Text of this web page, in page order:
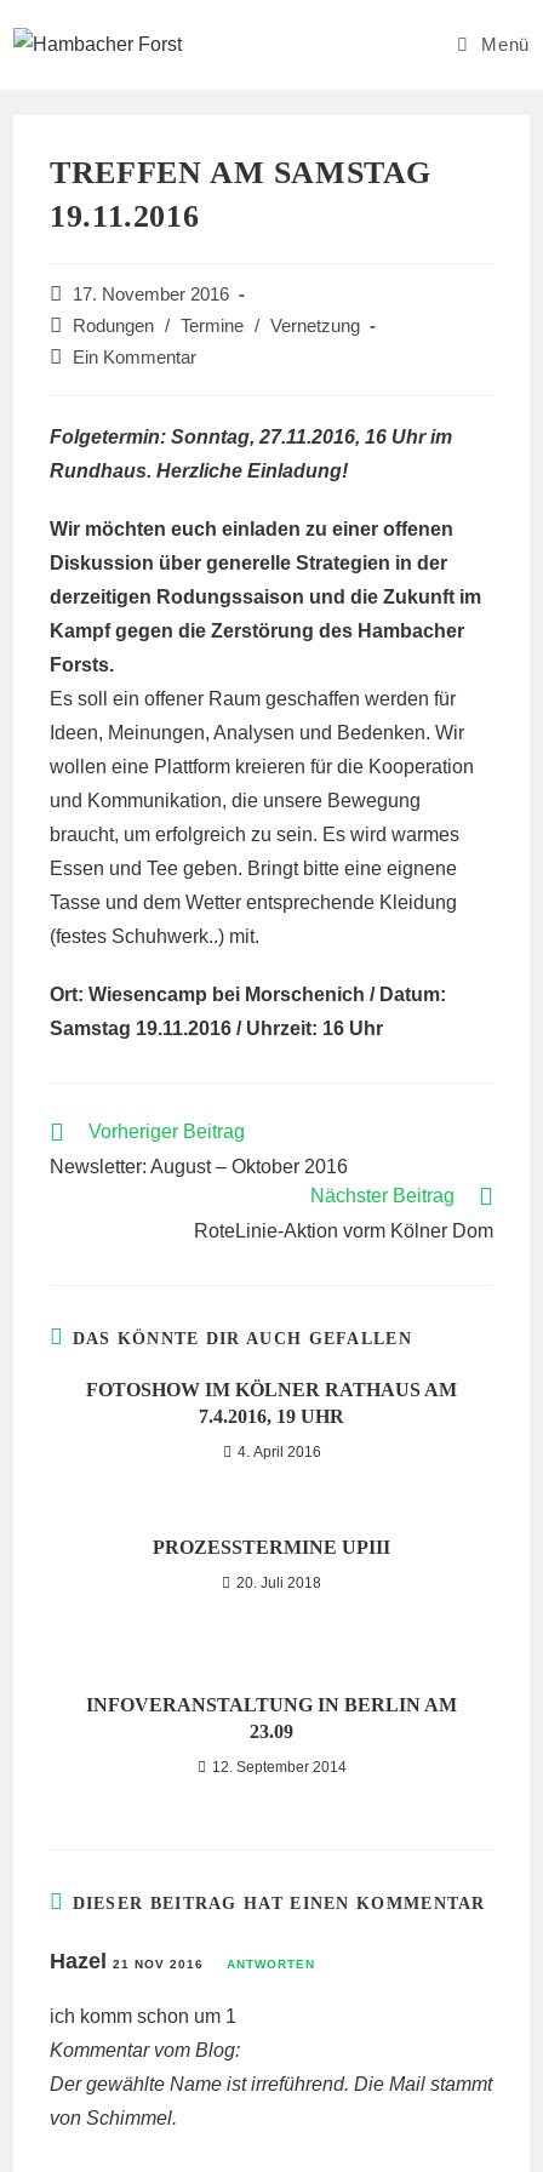
Inhalt
Menü
TREFFEN AM SAMSTAG
19.11.2016
Beitrag
veröffentlicht:
17. November 2016
Beitrags-
Kategorie:
Rodungen / Termine / Vernetzung
Beitrags-
Ein Kommentar
Folgetermin: Sonntag, 27.11.2016, 16 Uhr im
Rundhaus. Herzliche Einladung!
Wir möchten euch einladen zu einer offenen
Diskussion über generelle Strategien in der
derzeitigen Rodungssaison und die Zukunft im
Kampf gegen die Zerstörung des Hambacher
Forsts.
Es soll ein offener Raum geschaffen werden für
Ideen, Meinungen, Analysen und Bedenken. Wir
wollen eine Plattform kreieren für die Kooperation
und Kommunikation, die unsere Bewegung
braucht, um erfolgreich zu sein. Es wird warmes
Essen und Tee geben. Bringt bitte eine eignene
Tasse und dem Wetter entsprechende Kleidung
(festes Schuhwerk..) mit.
Ort: Wiesencamp bei Morschenich / Datum:
Samstag 19.11.2016 / Uhrzeit: 16 Uhr
WEITERE
ANSEHEN
Vorheriger Beitrag
Newsletter: August – Oktober 2016
Nächster Beitrag
RoteLinie-Aktion vorm Kölner Dom
DAS KÖNNTE DIR AUCH GEFALLEN
FOTOSHOW IM KÖLNER RATHAUS AM
7.4.2016, 19 UHR
4. April 2016
PROZESSTERMINE UPIII
20. Juli 2018
INFOVERANSTALTUNG IN BERLIN AM
23.09
12. September 2014
DIESER BEITRAG HAT EINEN KOMMENTAR
Hazel21 NOV 2016 ANTWORTEN
ich komm schon um 1
Kommentar vom Blog:
Der gewählte Name ist irreführend. Die Mail stammt
von Schimmel.